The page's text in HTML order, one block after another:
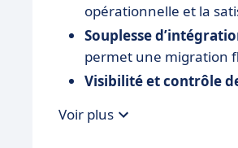
opérationnelle et la
Souplesse
permet une migration
Visibilité et contrôle
Approche modulaire
Voir plus